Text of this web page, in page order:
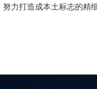
力打造成本土标志的精